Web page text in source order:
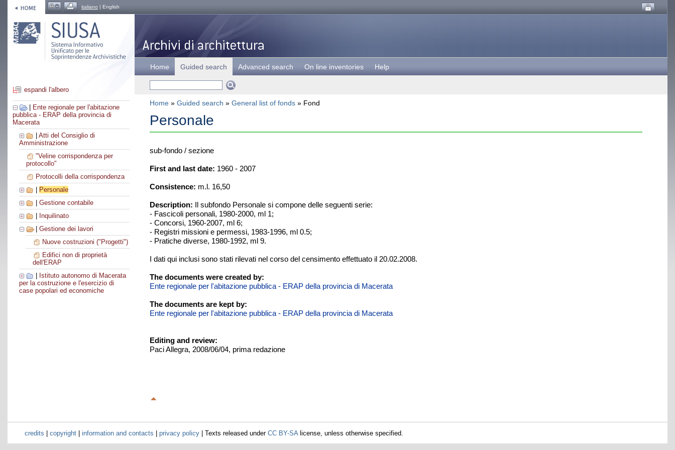
italiano | English
espandi l'albero
Ente regionale per l'abitazione
pubblica - ERAP della provincia di
Macerata
Atti del Consiglio di
Amministrazione
"Veline corrispondenza per
protocollo"
Protocolli della corrispondenza
Personale
Gestione contabile
Inquilinato
Gestione dei lavori
Nuove costruzioni ("Progetti")
Edifici non di proprietà
dell'ERAP
Istituto autonomo di Macerata
per la costruzione e l'esercizio di
case popolari ed economiche
Home Guided search Advanced search On line inventories Help
Home » Guided search » General list of fonds » Fond
Personale
sub-fondo / sezione
First and last date: 1960 - 2007
Consistence: m.l. 16,50
Description: Il subfondo Personale si compone delle seguenti serie:
- Fascicoli personali, 1980-2000, ml 1;
- Concorsi, 1960-2007, ml 6;
- Registri missioni e permessi, 1983-1996, ml 0.5;
- Pratiche diverse, 1980-1992, ml 9.
I dati qui inclusi sono stati rilevati nel corso del censimento effettuato il 20.02.2008.
The documents were created by:
Ente regionale per l'abitazione pubblica - ERAP della provincia di Macerata
The documents are kept by:
Ente regionale per l'abitazione pubblica - ERAP della provincia di Macerata
Editing and review:
Paci Allegra, 2008/06/04, prima redazione
credits | copyright| information and contacts | privacy policy| Texts released under CC BY-SAlicense, unless otherwise specified.